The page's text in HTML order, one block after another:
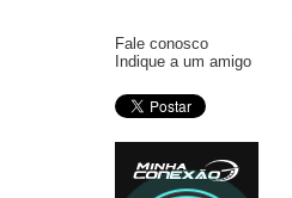
Fale conosco
Indique a um amigo